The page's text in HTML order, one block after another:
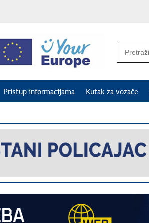
Pristup informacijama Kutak za vozače